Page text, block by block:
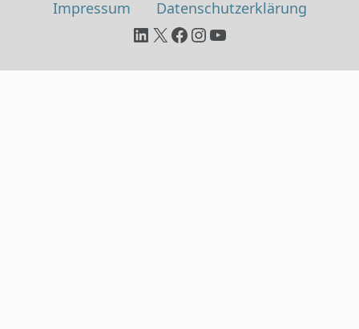
Impressum
Datenschutz­erklärung
LinkedIn
X Facebook
Instagram
YouTube